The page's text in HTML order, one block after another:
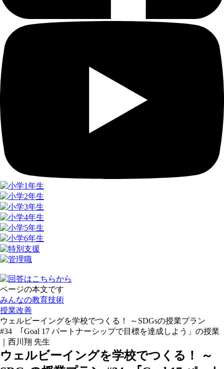
ページの本文です
みんなの教育技術
授業改善
ウェルビーイングを学校でつくる！ ～SDGsの授業プラン
#34 ｢Goal 17 パートナーシップで目標を達成しよう」の授業
｜西川翔 先生
ウェルビーイングを学校でつくる！ ～